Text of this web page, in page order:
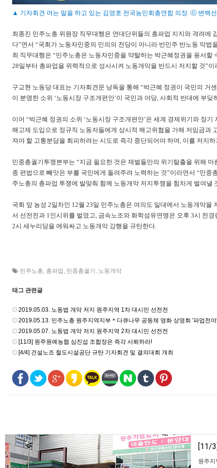
▲ 기자회견 여는 말을 하고 있는 김영호 전국농민회총연합 의장. ⓒ 변백
최종진 민주노총 위원장 직무대행은 연대단위들의 총파업 지지와 격려에
다”면서 “국회가 노동자민중의 민의의 전당이 아니라 반민주 반노동 악법
최 직무대행은 “민주노총은 노동자민중을 약탈하는 박근혜정권을 용서
28일부터 총파업을 위력적으로 성사시켜 노동개악을 반드시 저지할 것”이
구교현 노동당 대표는 기자회견문 낭독을 통해 “박근혜 정권이 국민의 거
이 분명한 소위 ‘노동시장 구조개편안’이 국민과 야당, 사회적 반대에 부
이어 “박근혜 정권의 소위 ‘노동시장 구조개편안’은 세계 경제위기와 장
해고제 도입으로 정규직 노동자들에게 상시적 해고위협을 가해 저임금과
져야 할 고통분담을 회피하려는 시도로 즉각 중단되어야 하며, 이를 저지
민중총궐기투쟁본부는 “지금 필요한 것은 재벌들만의 위기탈출을 위해
종 편법으로 빼앗은 부를 국민에게 돌려주려 노력하는 것”이라면서 “민
주노총의 총파업 투쟁에 발맞춰 함께 노동개악 저지투쟁을 힘차게 벌여낼
국회 앞 농성 2일차인 12월 23일 민주노총은 여의도 일대에서 노동개악
서 선전전과 1인시위를 벌였고, 금속노조와 화학섬유연맹은 오후 3시 전
2시 새누리당을 에워싸고 노동개악 강행을 규탄한다.
민주노총, 총파업 , 민중총궐기 , 노동개악
태그 관련글
2019.05.03. 노동법 개악 저지 원주지역 1차 대시민 선전전
2019.05.13. 민주노총 원주지역지부＊다큐나무 공동체 영화 상영회 '파업전야'
2019.05.07. 노동법 개악 저지 원주지역 2차 대시민 선전전
[11/3] 원주원예농협 심진섭 조합장은 즉각 사퇴하라!
[4/4] 건설노조 철도시설공단 규탄 기자회견 및 결의대회 개최
[11/
원주